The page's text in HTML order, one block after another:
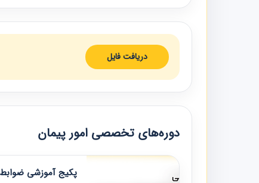
دریافت فایل
دوره‌های تخصصی امور پیمان
پکیج آموزشی